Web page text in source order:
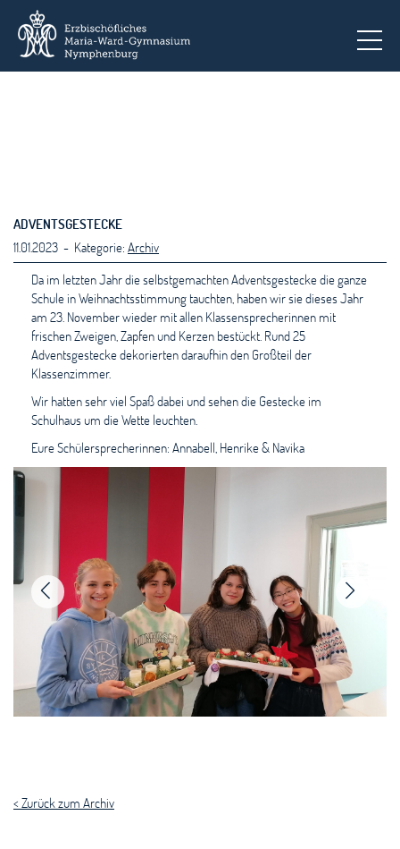
ADVENTSGESTECKE
11.01.2023 - Kategorie: Archiv
Da im letzten Jahr die selbstgemachten Adventsgestecke die ganze
Schule in Weihnachtsstimmung tauchten, haben wir sie dieses Jahr
am 23. November wieder mit allen Klassensprecherinnen mit
frischen Zweigen, Zapfen und Kerzen bestückt. Rund 25
Adventsgestecke dekorierten daraufhin den Großteil der
Klassenzimmer.
Wir hatten sehr viel Spaß dabei und sehen die Gestecke im
Schulhaus um die Wette leuchten.
Eure Schülersprecherinnen: Annabell, Henrike & Navika
< Zurück zum Archiv